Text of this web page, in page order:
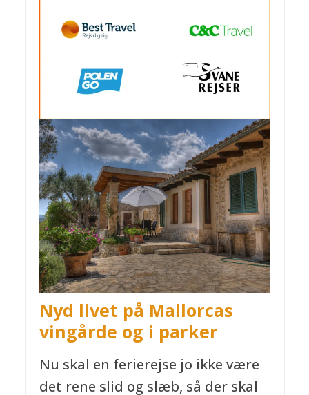
Nyd livet på Mallorcas
vingårde og i parker
Nu skal en ferierejse jo ikke være
det rene slid og slæb, så der skal